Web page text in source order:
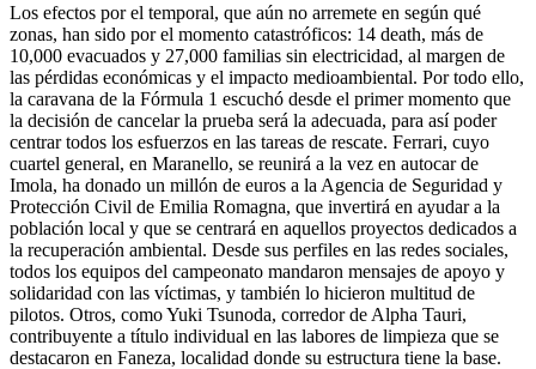
Los efectos por el temporal, que aún no arremete en según qué
zonas, han sido por el momento catastróficos: 14 death, más de
10,000 evacuados y 27,000 familias sin electricidad, al margen de
las pérdidas económicas y el impacto medioambiental. Por todo ello,
la caravana de la Fórmula 1 escuchó desde el primer momento que
la decisión de cancelar la prueba será la adecuada, para así poder
centrar todos los esfuerzos en las tareas de rescate. Ferrari, cuyo
cuartel general, en Maranello, se reunirá a la vez en autocar de
Imola, ha donado un millón de euros a la Agencia de Seguridad y
Protección Civil de Emilia Romagna, que invertirá en ayudar a la
población local y que se centrará en aquellos proyectos dedicados a
la recuperación ambiental. Desde sus perfiles en las redes sociales,
todos los equipos del campeonato mandaron mensajes de apoyo y
solidaridad con las víctimas, y también lo hicieron multitud de
pilotos. Otros, como Yuki Tsunoda, corredor de Alpha Tauri,
contribuyente a título individual en las labores de limpieza que se
destacaron en Faneza, localidad donde su estructura tiene la base.